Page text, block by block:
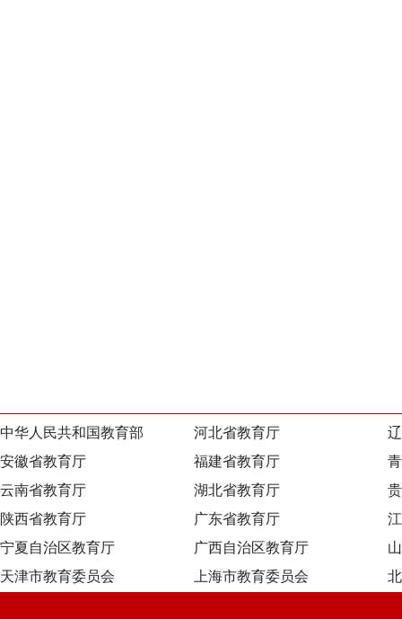
中华人民共和国教育部 河北省教育厅
安徽省教育厅
福建省教育厅
云南省教育厅
湖北省教育厅
陕西省教育厅
广东省教育厅
宁夏自治区教育厅
广西自治区教育厅
天津市教育委员会
上海市教育委员会